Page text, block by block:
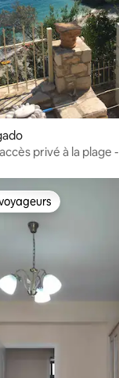
privé à la plage
les plus